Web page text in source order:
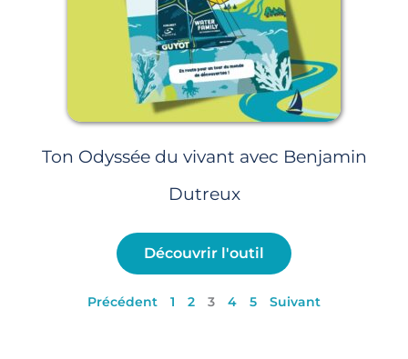
Ton Odyssée du vivant avec Benjamin
Dutreux
Découvrir l'outil
Précédent 1 2 3 4 5 Suivant